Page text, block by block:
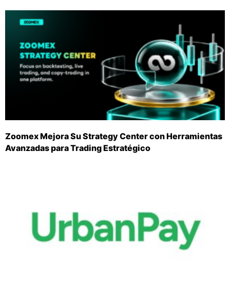
Zoomex Mejora Su Strategy Center con Herramientas
Avanzadas para Trading Estratégico